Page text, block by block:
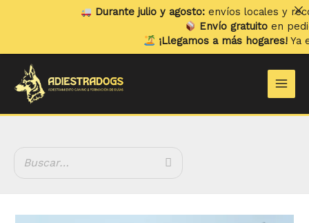
Durante julio y agosto:envíos locales y
Envío gratuitoen pedidos
¡Llegamos a más hogares!Ya